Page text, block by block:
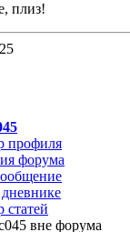
плиз!
профиля
форума
статей